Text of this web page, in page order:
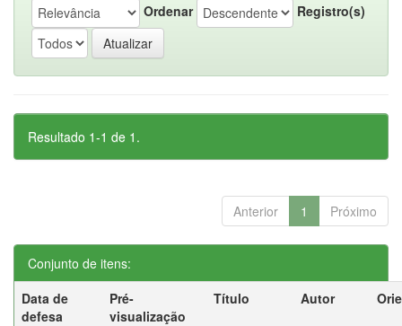
Ordenar
Registro(s)
Resultado 1-1 de 1.
Anterior 1 Próximo
Conjunto de itens:
Data de
defesa
Pré-
visualização
Título Autor